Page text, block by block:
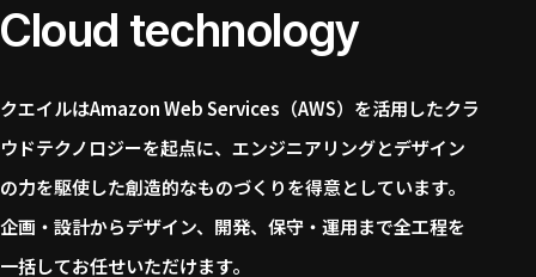
Cloud technology
クエイルはAmazon Web Services（AWS）を活用したクラ
ウドテクノロジーを起点に、エンジニアリングとデザイン
の力を駆使した創造的なものづくりを得意としています。
企画・設計からデザイン、開発、保守・運用まで全工程を
一括してお任せいただけます。